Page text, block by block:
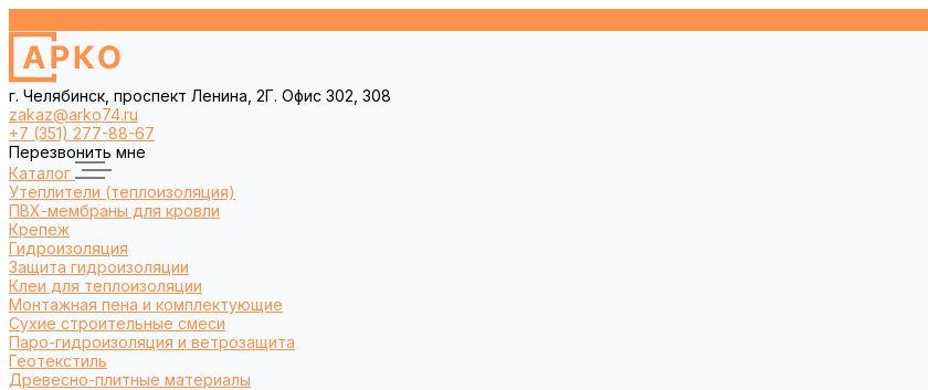
г. Челябинск, проспект Ленина, 2Г. Офис 302, 308
zakaz@arko74.ru
+7 (351) 277-88-67
Перезвонить мне
Каталог
Утеплители (теплоизоляция)
ПВХ-мембраны для кровли
Крепеж
Гидроизоляция
Защита гидроизоляции
Клеи для теплоизоляции
Монтажная пена и комплектующие
Сухие строительные смеси
Паро-гидроизоляция и ветрозащита
Геотекстиль
Древесно-плитные материалы